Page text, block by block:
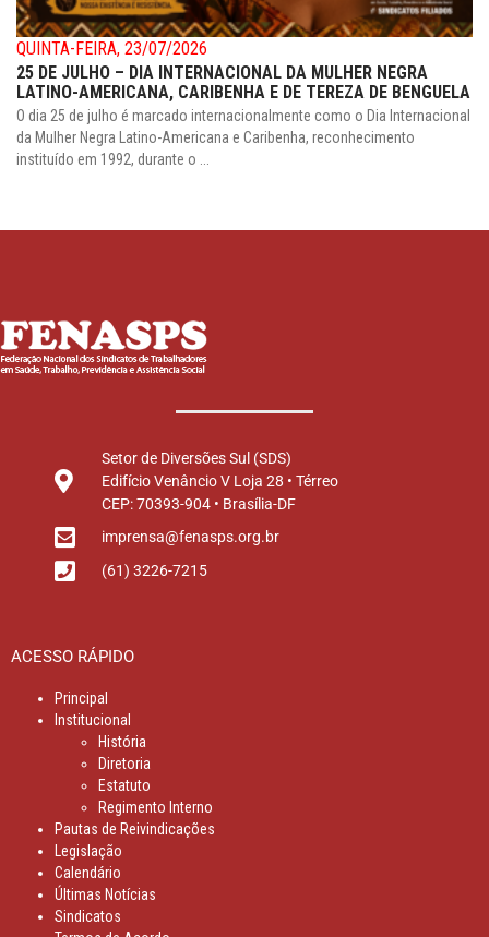
QUINTA-FEIRA, 23/07/2026
25 DE JULHO – DIA INTERNACIONAL DA MULHER NEGRA
LATINO-AMERICANA, CARIBENHA E DE TEREZA DE BENGUELA
O dia 25 de julho é marcado internacionalmente como o Dia Internacional
da Mulher Negra Latino-Americana e Caribenha, reconhecimento
instituído em 1992, durante o ...
Setor de Diversões Sul (SDS)
Edifício Venâncio V Loja 28 • Térreo
CEP: 70393-904 • Brasília-DF
imprensa@fenasps.org.br
(61) 3226-7215
ACESSO RÁPIDO
Principal
Institucional
História
Diretoria
Estatuto
Regimento Interno
Pautas de Reivindicações
Legislação
Calendário
Últimas Notícias
Sindicatos